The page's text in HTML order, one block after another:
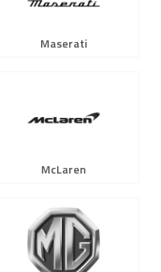
Maserati
McLaren